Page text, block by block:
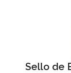
Sello de